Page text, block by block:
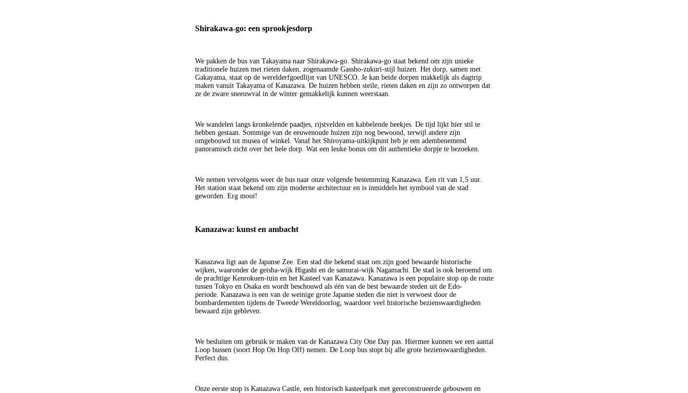
Shirakawa-go: een sprookjesdorp
We pakken de bus van Takayama naar Shirakawa-go. Shirakawa-go staat bekend om zijn unieke
traditionele huizen met rieten daken, zogenaamde Gassho-zukuri-stijl huizen. Het dorp, samen met
Gakayama, staat op de werelderfgoedlijst van UNESCO. Je kan beide dorpen makkelijk als dagtrip
maken vanuit Takayama of Kanazawa. De huizen hebben steile, rieten daken en zijn zo ontworpen dat
ze de zware sneeuwval in de winter gemakkelijk kunnen weerstaan.
We wandelen langs kronkelende paadjes, rijstvelden en kabbelende beekjes. De tijd lijkt hier stil te
hebben gestaan. Sommige van de eeuwenoude huizen zijn nog bewoond, terwijl andere zijn
omgebouwd tot musea of winkel. Vanaf het Shiroyama-uitkijkpunt heb je een adembenemend
panoramisch zicht over het hele dorp. Wat een leuke bonus om dit authentieke dorpje te bezoeken.
We nemen vervolgens weer de bus naar onze volgende bestemming Kanazawa. Een rit van 1,5 uur.
Het station staat bekend om zijn moderne architectuur en is inmiddels het symbool van de stad
geworden. Erg mooi!
Kanazawa: kunst en ambacht
Kanazawa ligt aan de Japanse Zee. Een stad die bekend staat om zijn goed bewaarde historische
wijken, waaronder de geisha-wijk Higashi en de samurai-wijk Nagamachi. De stad is ook beroemd om
de prachtige Kenrokuen-tuin en het Kasteel van Kanazawa. Kanazawa is een populaire stop op de route
tussen Tokyo en Osaka en wordt beschouwd als één van de best bewaarde steden uit de Edo-
periode. Kanazawa is een van de weinige grote Japanse steden die niet is verwoest door de
bombardementen tijdens de Tweede Wereldoorlog, waardoor veel historische bezienswaardigheden
bewaard zijn gebleven.
We besluiten om gebruik te maken van de Kanazawa City One Day pas. Hiermee kunnen we een aantal
Loop bussen (soort Hop On Hop Off) nemen. De Loop bus stopt bij alle grote bezienswaardigheden.
Perfect dus.
Onze eerste stop is Kanazawa Castle, een historisch kasteelpark met gereconstrueerde gebouwen en